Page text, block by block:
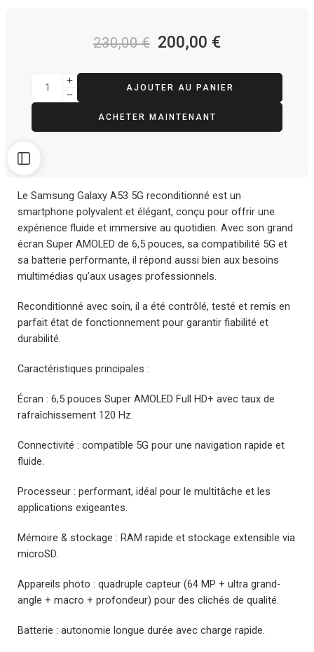
230,00€ 200,00 €
AJOUTER AU PANIER
ACHETER MAINTENANT
Le Samsung Galaxy A53 5G reconditionné est un
smartphone polyvalent et élégant, conçu pour offrir une
expérience fluide et immersive au quotidien. Avec son grand
écran Super AMOLED de 6,5 pouces, sa compatibilité 5G et
sa batterie performante, il répond aussi bien aux besoins
multimédias qu’aux usages professionnels.
Reconditionné avec soin, il a été contrôlé, testé et remis en
parfait état de fonctionnement pour garantir fiabilité et
durabilité.
Caractéristiques principales :
Écran : 6,5 pouces Super AMOLED Full HD+ avec taux de
rafraîchissement 120 Hz.
Connectivité : compatible 5G pour une navigation rapide et
fluide.
Processeur : performant, idéal pour le multitâche et les
applications exigeantes.
Mémoire & stockage : RAM rapide et stockage extensible via
microSD.
Appareils photo : quadruple capteur (64 MP + ultra grand-
angle + macro + profondeur) pour des clichés de qualité.
Batterie : autonomie longue durée avec charge rapide.